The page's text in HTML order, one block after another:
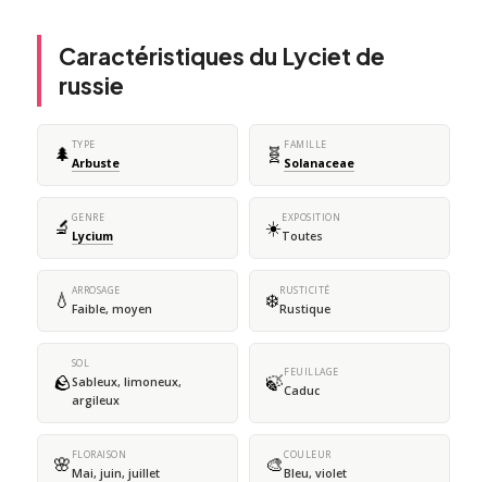
Caractéristiques du Lyciet de
russie
🌲 TYPE
Arbuste 🧬 FAMILLE
Solanaceae
🔬 GENRE
Lycium ☀️EXPOSITION
Toutes
💧 ARROSAGE
Faible, moyen ❄️RUSTICITÉ
Rustique
🪨
SOL
Sableux, limoneux,
argileux
🍃FEUILLAGE
Caduc
🌸 FLORAISON
Mai, juin, juillet 🎨COULEUR
Bleu, violet